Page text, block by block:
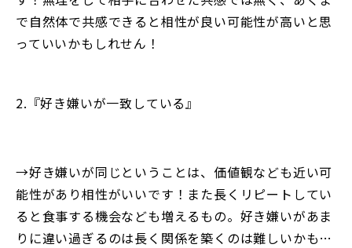
で自然体で共感できると相性が良い可能性が高いと思
っていいかもしれせん！
2.『好き嫌いが一致している』
→好き嫌いが同じということは、価値観なども近い可
能性があり相性がいいです！また長くリピートしてい
ると食事する機会なども増えるもの。好き嫌いがあま
りに違い過ぎるのは長く関係を築くのは難しいかも…